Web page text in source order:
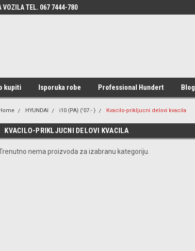
VOZILA TEL. 067 7444-780
kupiti Isporuka robe Professional Hundert Blog
HYUNDAI i10 (PA) ('07.- ) Kvacilo-prikljucni delovi kvacila
KVACILO-PRIKLJUCNI DELOVI KVACILA
nema proizvoda za izabranu kategoriju.